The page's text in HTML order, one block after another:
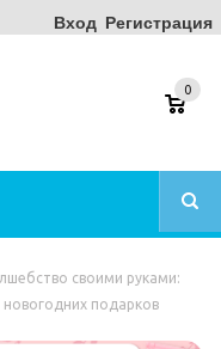
Вход Регистрация
0
своими руками:
подарков